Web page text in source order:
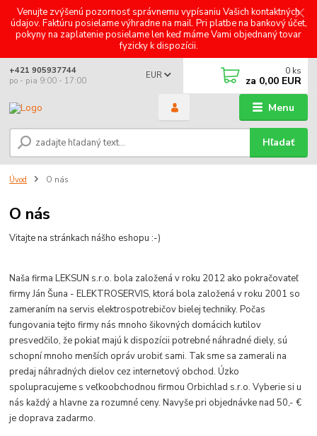
Venujte zvýšenú pozornosť správnemu vypísaniu Vašich kontaktných
údajov. Faktúru posielame výhradne na mail. Pri platbe na bankový účet,
pokyny na zaplatenie posielame len keď máme Vami objednaný tovar
fyzicky k dispozícii.
Menu
EUR
Hľadať
+421 905937744
po - pia 9:00 - 17:00
0 ks
za 0,00 EUR
Úvod O nás
O nás
Vitajte na stránkach nášho eshopu :-)
Naša firma LEKSUN s.r.o. bola založená v roku 2012 ako pokračovateľ
firmy Ján Šuna - ELEKTROSERVIS, ktorá bola založená v roku 2001 so
zameraním na servis elektrospotrebičov bielej techniky. Počas
fungovania tejto firmy nás mnoho šikovných domácich kutilov
presvedčilo, že pokiaľ majú k dispozícii potrebné náhradné diely, sú
schopní mnoho menších opráv urobiť sami. Tak sme sa zamerali na
predaj náhradných dielov cez internetový obchod. Úzko
spolupracujeme s veľkoobchodnou firmou Orbichlad s.r.o.Vyberie si u
nás každý a hlavne za rozumné ceny. Navyše pri objednávke nad 50,- €
je doprava zadarmo.